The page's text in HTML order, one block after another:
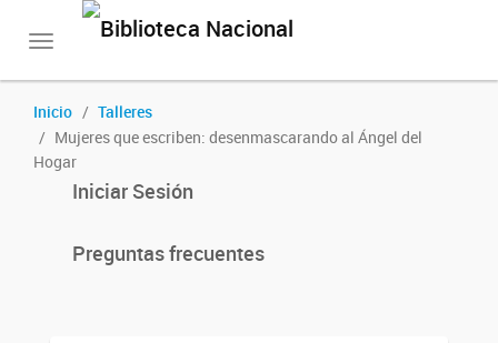
Toggle
Inicio
Talleres
Mujeres que escriben: desenmascarando al Ángel del
Hogar
Iniciar Sesión
Preguntas frecuentes